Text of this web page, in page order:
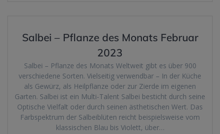
Salbei – Pflanze des Monats Februar
2023
Salbei – Pflanze des Monats Weltweit gibt es über 900
verschiedene Sorten. Vielseitig verwendbar – In der Küche
als Gewürz, als Heilpflanze oder zur Zierde im eigenen
Garten. Salbei ist ein Multi-Talent Salbei besticht durch seine
Optische Vielfalt oder durch seinen ästhetischen Wert. Das
Farbspektrum der Salbeiblüten reicht beispielsweise vom
klassischen Blau bis Violett, über…